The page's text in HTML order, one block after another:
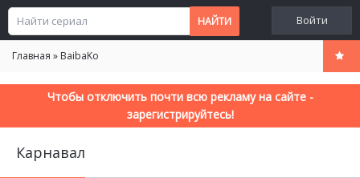
Войти
Главная » BaibaKo
Чтобы отключить почти всю рекламу на сайте -
зарегистрируйтесь!
Карнавал